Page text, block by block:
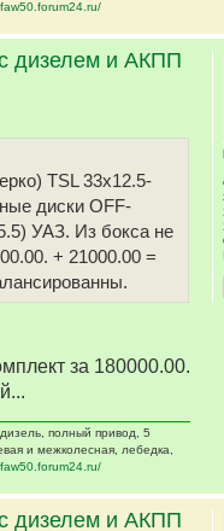
дизелем и АКПП
TSL 33x12.5-
диски OFF-
УАЗ. Из бокса не
+ 21000.00 =
за 180000.00.
полный привод, 5
и межколесная, лебедка,
дизелем и АКПП